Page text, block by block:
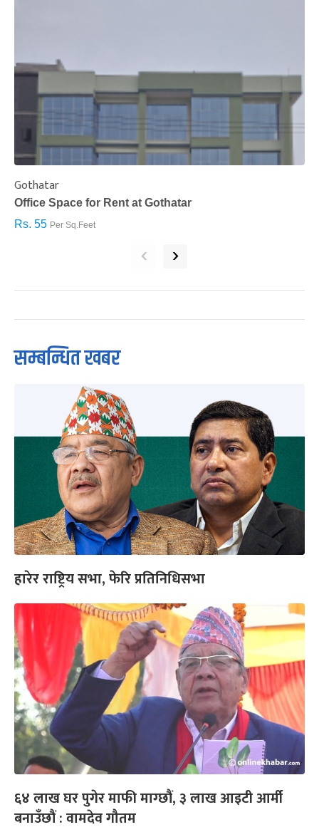
Gothatar
Office Space for Rent at Gothatar
Rs. 55 Per Sq.Feet
‹ ›
सम्बन्धित खबर
हारेर राष्ट्रिय सभा, फेरि प्रतिनिधिसभा
६४ लाख घर पुगेर माफी माग्छौं, ३ लाख आइटी आर्मी
बनाउँछौं : वामदेव गौतम